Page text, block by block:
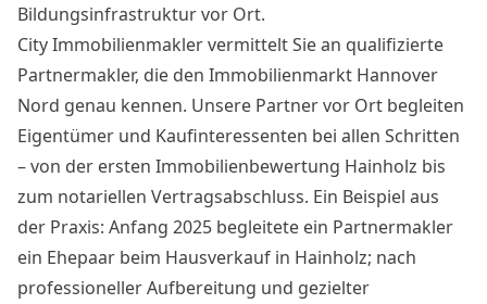
Bildungsinfrastruktur vor Ort.
City Immobilienmakler vermittelt Sie an qualifizierte
Partnermakler, die den Immobilienmarkt Hannover
Nord genau kennen. Unsere Partner vor Ort begleiten
Eigentümer und Kaufinteressenten bei allen Schritten
– von der ersten Immobilienbewertung Hainholz bis
zum notariellen Vertragsabschluss. Ein Beispiel aus
der Praxis: Anfang 2025 begleitete ein Partnermakler
ein Ehepaar beim Hausverkauf in Hainholz; nach
professioneller Aufbereitung und gezielter